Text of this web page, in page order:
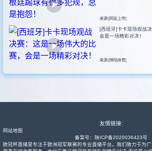
来源:[网友上传]
[西班牙]卡卡现场观战
会是一场精彩对决！
来源:[咪咕体育]
友情链接:
网站地图
备案号：
陕ICP备2020036423号
欧冠杯直播是专注于欧洲冠军联赛的专业直播平台。我们致力于为